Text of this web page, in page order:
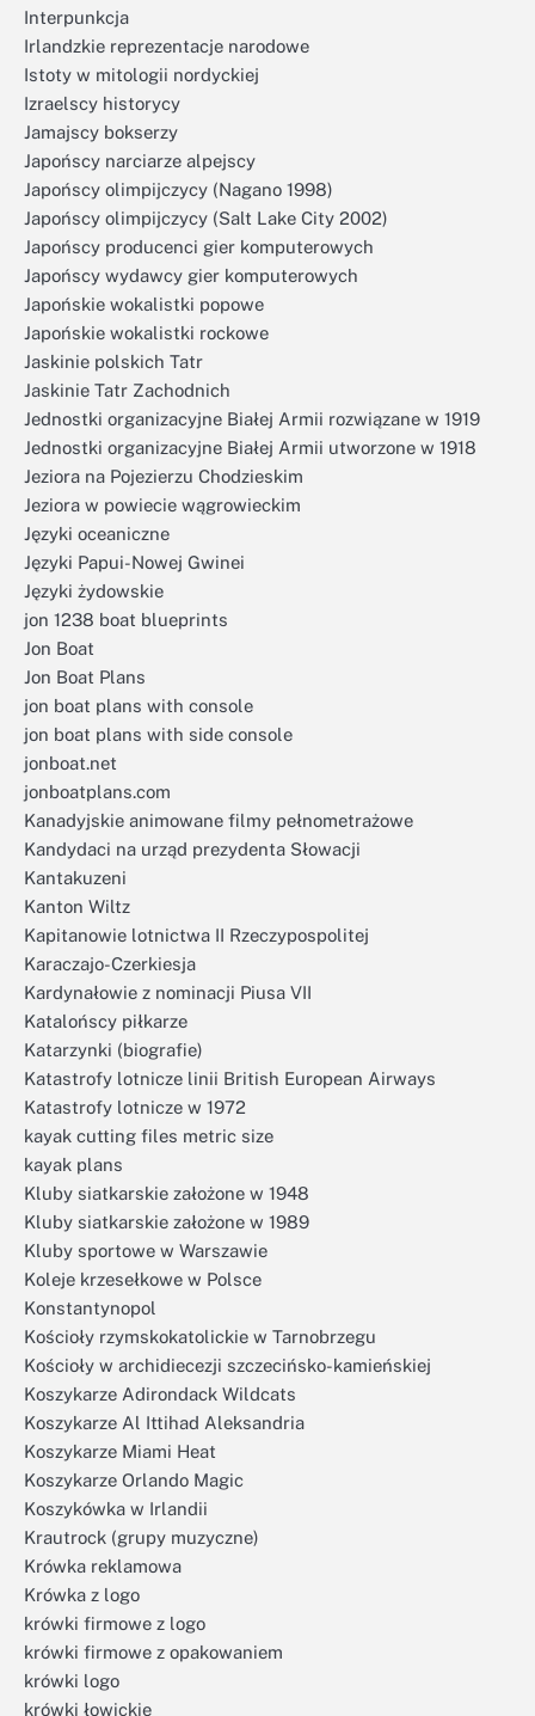
Interpunkcja
Irlandzkie reprezentacje narodowe
Istoty w mitologii nordyckiej
Izraelscy historycy
Jamajscy bokserzy
Japońscy narciarze alpejscy
Japońscy olimpijczycy (Nagano 1998)
Japońscy olimpijczycy (Salt Lake City 2002)
Japońscy producenci gier komputerowych
Japońscy wydawcy gier komputerowych
Japońskie wokalistki popowe
Japońskie wokalistki rockowe
Jaskinie polskich Tatr
Jaskinie Tatr Zachodnich
Jednostki organizacyjne Białej Armii rozwiązane w 1919
Jednostki organizacyjne Białej Armii utworzone w 1918
Jeziora na Pojezierzu Chodzieskim
Jeziora w powiecie wągrowieckim
Języki oceaniczne
Języki Papui-Nowej Gwinei
Języki żydowskie
jon 1238 boat blueprints
Jon Boat
Jon Boat Plans
jon boat plans with console
jon boat plans with side console
jonboat.net
jonboatplans.com
Kanadyjskie animowane filmy pełnometrażowe
Kandydaci na urząd prezydenta Słowacji
Kantakuzeni
Kanton Wiltz
Kapitanowie lotnictwa II Rzeczypospolitej
Karaczajo-Czerkiesja
Kardynałowie z nominacji Piusa VII
Katalońscy piłkarze
Katarzynki (biografie)
Katastrofy lotnicze linii British European Airways
Katastrofy lotnicze w 1972
kayak cutting files metric size
kayak plans
Kluby siatkarskie założone w 1948
Kluby siatkarskie założone w 1989
Kluby sportowe w Warszawie
Koleje krzesełkowe w Polsce
Konstantynopol
Kościoły rzymskokatolickie w Tarnobrzegu
Kościoły w archidiecezji szczecińsko-kamieńskiej
Koszykarze Adirondack Wildcats
Koszykarze Al Ittihad Aleksandria
Koszykarze Miami Heat
Koszykarze Orlando Magic
Koszykówka w Irlandii
Krautrock (grupy muzyczne)
Krówka reklamowa
Krówka z logo
krówki firmowe z logo
krówki firmowe z opakowaniem
krówki logo
krówki łowickie